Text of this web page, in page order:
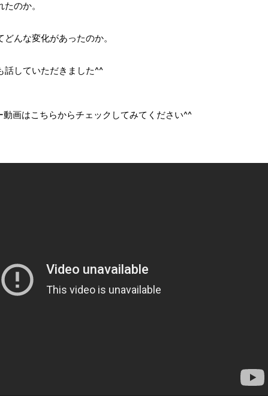
のか。
んな変化があったのか。
話していただきました^^
画はこちらからチェックしてみてください^^